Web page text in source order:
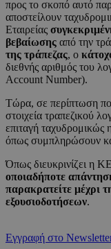
προς το σκοπό αυτό
αποστείλουν
Εταιρείας
βεβαίωσης από την
της τράπεζας, ο
διεθνής αριθμός του
Account Number).
Τώρα, σε περίπτωση
στοιχεία τραπεζικού
επιταγή ταχυδρομικώς
όπως συμπληρώσουν
Όπως διευκρινίζει η
οποιαδήποτε
παρακρατείτε μέχρι
εξουσιοδοτήσεων.
Εγγραφή στο